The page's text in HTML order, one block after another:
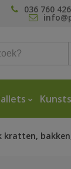
036 760
kratten,